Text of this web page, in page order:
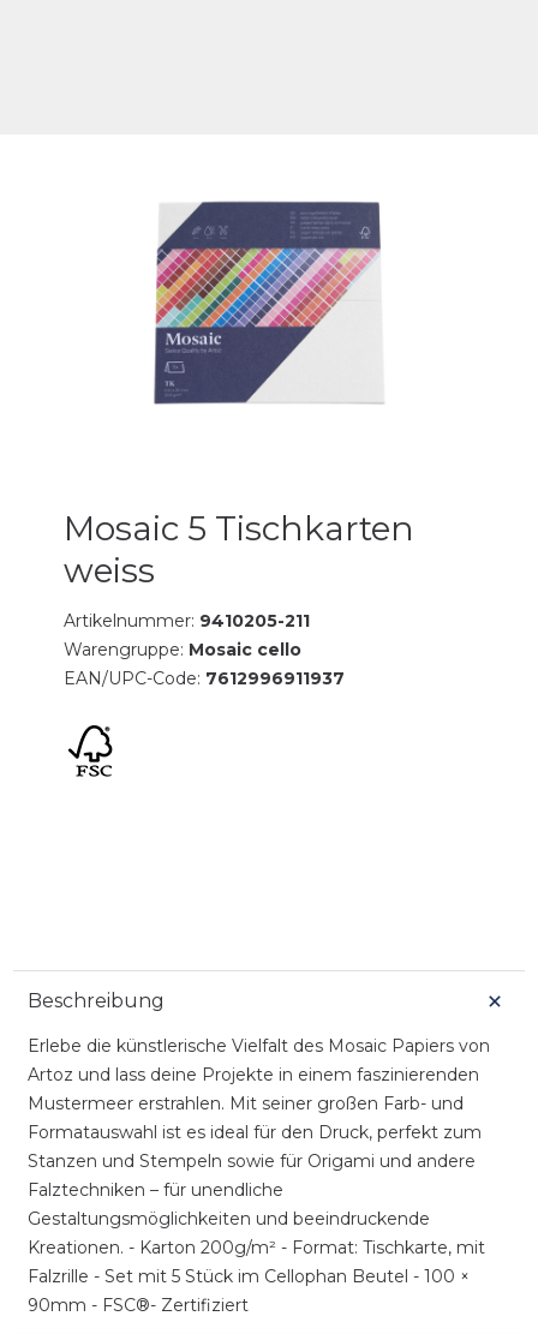
Mosaic 5 Tischkarten
weiss
Artikelnummer: 9410205-211
Warengruppe: Mosaic cello
EAN/UPC-Code: 7612996911937
Beschreibung
Erlebe die künstlerische Vielfalt des Mosaic Papiers von
Artoz und lass deine Projekte in einem faszinierenden
Mustermeer erstrahlen. Mit seiner großen Farb- und
Formatauswahl ist es ideal für den Druck, perfekt zum
Stanzen und Stempeln sowie für Origami und andere
Falztechniken – für unendliche
Gestaltungsmöglichkeiten und beeindruckende
Kreationen. - Karton 200g/m² - Format: Tischkarte, mit
Falzrille - Set mit 5 Stück im Cellophan Beutel - 100 ×
90mm - FSC®- Zertifiziert